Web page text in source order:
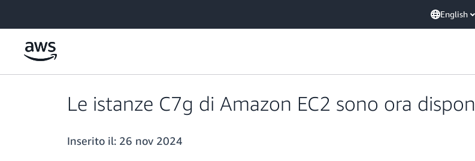
English
Le istanze C7g di Amazon EC2 sono ora
Inserito il: 26 nov 2024